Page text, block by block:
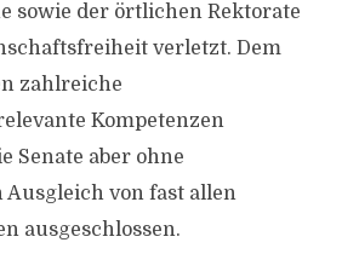
sowie der örtlichen Rektorate
verletzt. Dem
zahlreiche
Kompetenzen
Senate aber ohne
von fast allen
ausgeschlossen.